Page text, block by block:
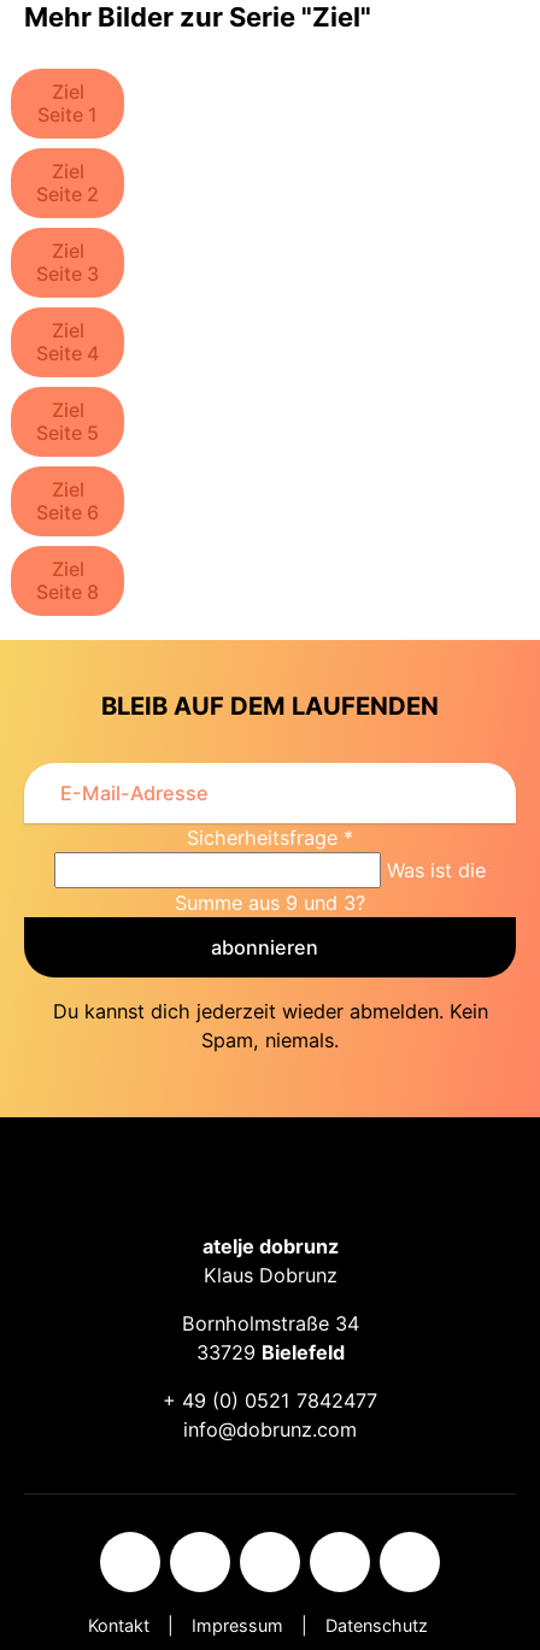
Mehr Bilder zur Serie "Ziel"
Ziel
Seite 1
Ziel
Seite 2
Ziel
Seite 3
Ziel
Seite 4
Ziel
Seite 5
Ziel
Seite 6
Ziel
Seite 8
BLEIB AUF DEM LAUFENDEN
Sicherheitsfrage *
Was ist die
Summe aus 9 und 3?
abonnieren
Du kannst dich jederzeit wieder abmelden. Kein
Spam, niemals.
atelje dobrunz
Klaus Dobrunz
Bornholmstraße 34
33729 Bielefeld
+ 49 (0) 0521 7842477
info@dobrunz.com
Kontakt Impressum Datenschutz